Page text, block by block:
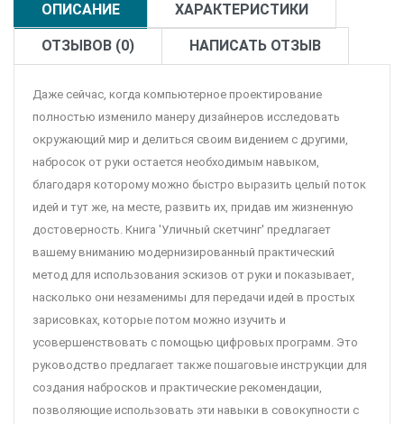
ОПИСАНИЕ ХАРАКТЕРИСТИКИ
ОТЗЫВОВ (0) НАПИСАТЬ ОТЗЫВ
Даже сейчас, когда компьютерное проектирование
полностью изменило манеру дизайнеров исследовать
окружающий мир и делиться своим видением с другими,
набросок от руки остается необходимым навыком,
благодаря которому можно быстро выразить целый поток
идей и тут же, на месте, развить их, придав им жизненную
достоверность. Книга 'Уличный скетчинг' предлагает
вашему вниманию модернизированный практический
метод для использования эскизов от руки и показывает,
насколько они незаменимы для передачи идей в простых
зарисовках, которые потом можно изучить и
усовершенствовать с помощью цифровых программ. Это
руководство предлагает также пошаговые инструкции для
создания набросков и практические рекомендации,
позволяющие использовать эти навыки в совокупности с